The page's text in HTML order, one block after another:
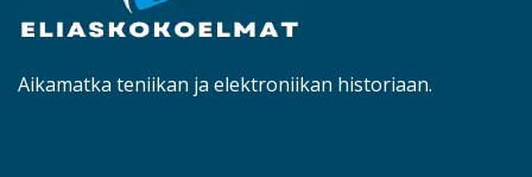
Aikamatka teniikan ja elektroniikan historiaan.